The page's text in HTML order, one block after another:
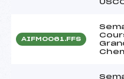
AIFM0061.FFS